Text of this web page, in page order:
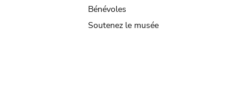
Bénévoles
Soutenez le musée